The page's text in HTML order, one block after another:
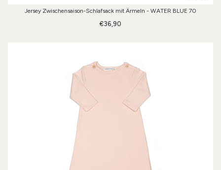
Jersey Zwischensaison-Schlafsack mit Ärmeln - WATER BLUE 70
€36,90